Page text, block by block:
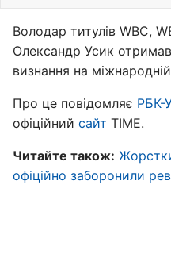
Володар титулів WBC,
Олександр Усик
визнання на
Про це повідомляє РБК-
офіційний сайт TIME.
Читайте також:
офіційно заборонили